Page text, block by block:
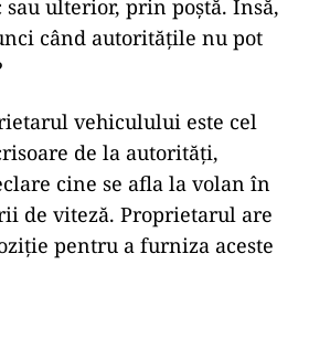
sau ulterior, prin poștă. Însă,
când autoritățile nu pot
vehiculului este cel
de la autorități,
cine se afla la volan în
de viteză. Proprietarul are
pentru a furniza aceste